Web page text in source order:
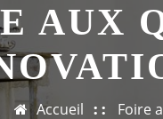
AUX
Accueil Foire